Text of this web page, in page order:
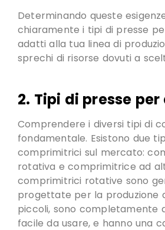
Determinando queste
chiaramente i tipi di presse
adatti alla tua linea di
sprechi di risorse dovuti a
2. Tipi di presse
Comprendere i diversi tipi di
fondamentale. Esistono due
comprimitrici sul mercato:
rotativa e comprimitrice ad
comprimitrici rotative sono
progettate per la produzione
piccoli, sono completamente
facile da usare, e hanno una